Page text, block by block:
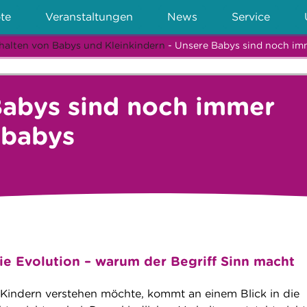
Veranstaltungen News Service
von Babys und Kleinkindern - Unsere Babys sind noch
sind noch immer
Evolution – warum der Begriff Sinn macht
verstehen möchte, kommt an einem Blick in die